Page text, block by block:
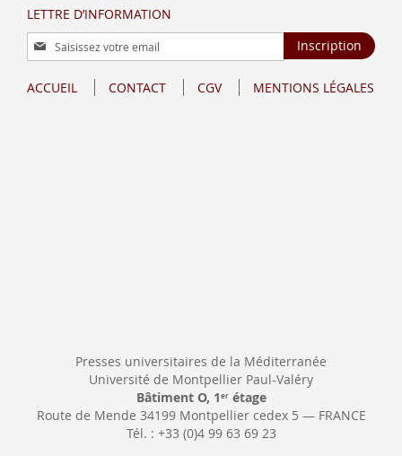
LETTRE D’INFORMATION
Inscription
à
lettre
Inscription
ACCUEIL CONTACT CGV MENTIONS LÉGALES
Presses universitaires de la Méditerranée
Université de Montpellier Paul-Valéry
Bâtiment O, 1 erétage
Route de Mende 34199 Montpellier cedex 5 — FRANCE
Tél. : +33 (0)4 99 63 69 23